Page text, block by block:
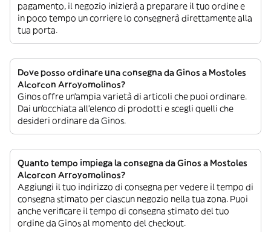
pagamento, il negozio inizierà a preparare il tuo ordine e
in poco tempo un corriere lo consegnerà direttamente alla
tua porta.
Dove posso ordinare una consegna da Ginos a Mostoles
Alcorcon Arroyomolinos?
Ginos offre un’ampia varietà di articoli che puoi ordinare.
Dai un’occhiata all’elenco di prodotti e scegli quelli che
desideri ordinare da Ginos.
Quanto tempo impiega la consegna da Ginos a Mostoles
Alcorcon Arroyomolinos?
Aggiungi il tuo indirizzo di consegna per vedere il tempo di
consegna stimato per ciascun negozio nella tua zona. Puoi
anche verificare il tempo di consegna stimato del tuo
ordine da Ginos al momento del checkout.